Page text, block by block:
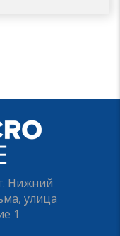
Нижний
улица
1